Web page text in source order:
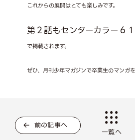
これからの展開はとても楽しみです。
第２話もセンターカラー６
で掲載されます。
ぜひ、月刊少年マガジンで卒業生のマンガを
前の記事へ
一覧へ